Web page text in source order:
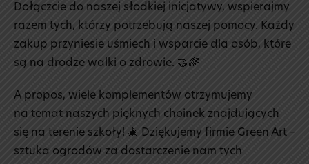
Dołączcie do naszej słodkiej inicjatywy, wspierajmy
razem tych, którzy potrzebują naszej pomocy. Każdy
zakup przyniesie uśmiech i wsparcie dla osób, które
są na drodze walki o zdrowie. 🤝🌈
A propos, wiele komplementów otrzymujemy
na temat naszych pięknych choinek znajdujących
się na terenie szkoły! 🎄 Dziękujemy firmie Green Art –
sztuka ogrodów za dostarczenie nam tych